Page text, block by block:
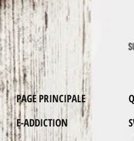
PAGE PRINCIPALE
E-ADDICTION